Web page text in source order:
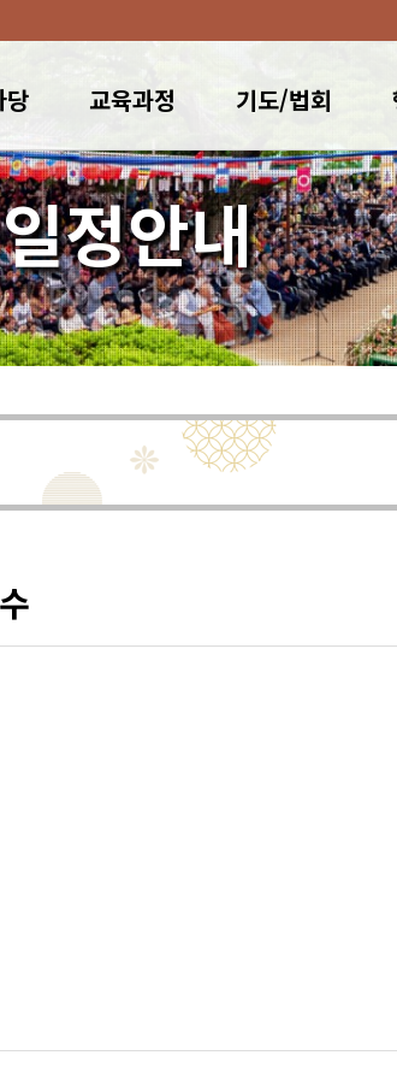
당 교육과정 기도/법회
일정안내